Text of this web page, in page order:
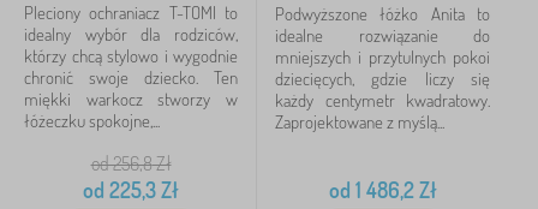
Pleciony ochraniacz T-TOMI to
idealny wybór dla rodziców,
którzy chcą stylowo i wygodnie
chronić swoje dziecko. Ten
miękki warkocz stworzy w
łóżeczku spokojne,...
od 256,8Zł
od 225,3Zł
Podwyższone łóżko Anita to
idealne rozwiązanie do
mniejszych i przytulnych pokoi
dziecięcych, gdzie liczy się
każdy centymetr kwadratowy.
Zaprojektowane z myślą...
od 1 486,2Zł